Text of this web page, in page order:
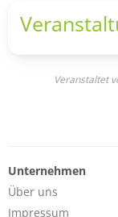
Veranstaltet
Unternehmen
Über uns
Impressum